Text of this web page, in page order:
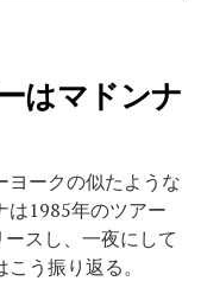
はマドンナ
ヨークの似たような
は1985年のツアー
スし、一夜にして
う振り返る。